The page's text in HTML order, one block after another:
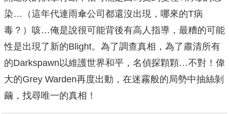
染…（這年代連雨傘公司都還沒出現，哪來的T病
毒？）咳…俺是說很可能背後有高人指導，最糟的可能
性是出現了新的Blight。為了調查真相，為了肅清所有
的Darkspawn以維護世界和平，名偵探顆顆…不對！偉
大的Grey Warden再度出動，在迷霧般的局勢中抽絲剝
繭，找尋唯一的真相！